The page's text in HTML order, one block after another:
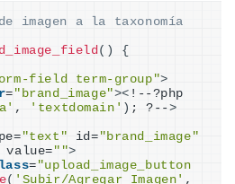
imagen a la taxonomía
()
{
field term-group">
= "brand_image"><
, 'textdomain' ) ; ?-->
"text" id= "brand_image"
value= "">
= "upload_image_button
( 'Subir/Agregar Imagen'